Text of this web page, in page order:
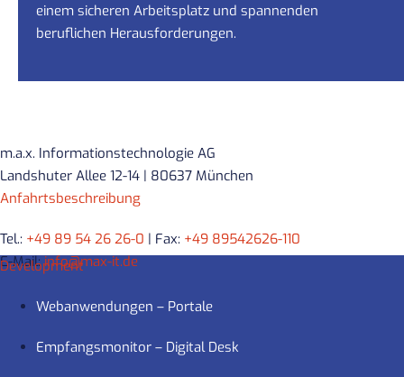
einem sicheren Arbeitsplatz und spannenden
beruflichen Herausforderungen.
m.a.x. Informationstechnologie AG
Landshuter Allee 12-14 | 80637 München
Anfahrtsbeschreibung
Tel.: +49 89 54 26 26-0 | Fax: +49 89542626-110
E-Mail:info@max-it.de
Development
Webanwendungen – Portale
Empfangsmonitor – Digital Desk